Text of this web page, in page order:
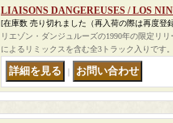
LIAISONS DANGEREUSES / LOS
[在庫数 売り切れました（再入荷の際は再度登
リエゾン・ダンジュルーズの1990年の限定リ
によるリミックスを含む全3トラック入りで